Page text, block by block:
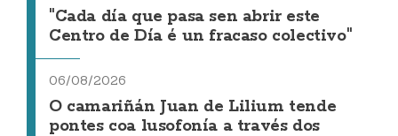
"Cada día que pasa sen abrir este
Centro de Día é un fracaso colectivo"
06/08/2026
O camariñán Juan de Lilium tende
pontes coa lusofonía a través dos